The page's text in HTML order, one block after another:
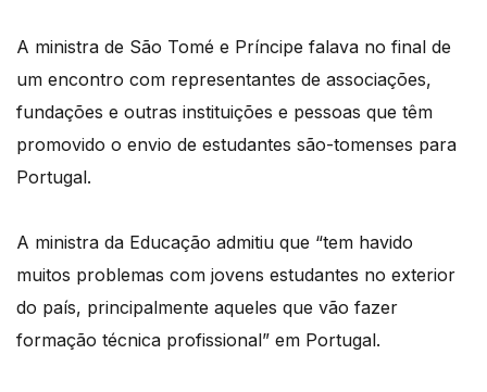
A ministra de São Tomé e Príncipe falava no final de
um encontro com representantes de associações,
fundações e outras instituições e pessoas que têm
promovido o envio de estudantes são-tomenses para
Portugal.
A ministra da Educação admitiu que “tem havido
muitos problemas com jovens estudantes no exterior
do país, principalmente aqueles que vão fazer
formação técnica profissional” em Portugal.